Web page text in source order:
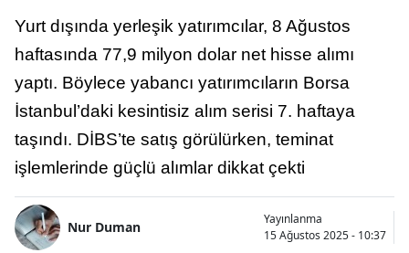
Yurt dışında yerleşik yatırımcılar, 8 Ağustos
haftasında 77,9 milyon dolar net hisse alımı
yaptı. Böylece yabancı yatırımcıların Borsa
İstanbul’daki kesintisiz alım serisi 7. haftaya
taşındı. DİBS’te satış görülürken, teminat
işlemlerinde güçlü alımlar dikkat çekti
Nur Duman
Yayınlanma
15 Ağustos 2025 - 10:37